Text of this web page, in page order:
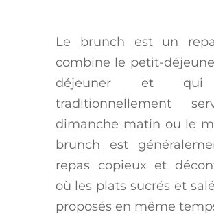
Le brunch est un
combine le petit-
déjeuner et
traditionnellement
dimanche matin ou le
brunch est
repas copieux et
où les plats sucrés et
proposés en même